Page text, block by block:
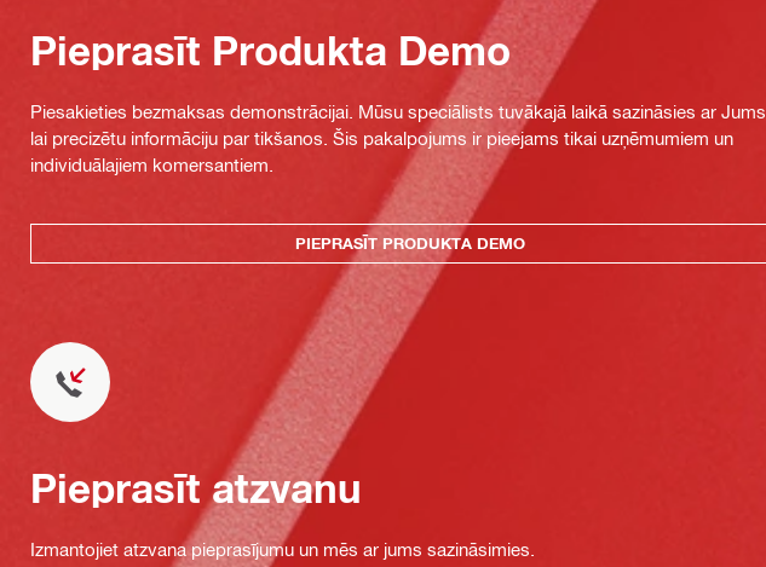
Pieprasīt Produkta Demo
Piesakieties bezmaksas demonstrācijai. Mūsu speciālists tuvākajā laikā sazināsies ar Jums,
lai precizētu informāciju par tikšanos. Šis pakalpojums ir pieejams tikai uzņēmumiem un
individuālajiem komersantiem.
PIEPRASĪT PRODUKTA DEMO
Pieprasīt atzvanu
Izmantojiet atzvana pieprasījumu un mēs ar jums sazināsimies.